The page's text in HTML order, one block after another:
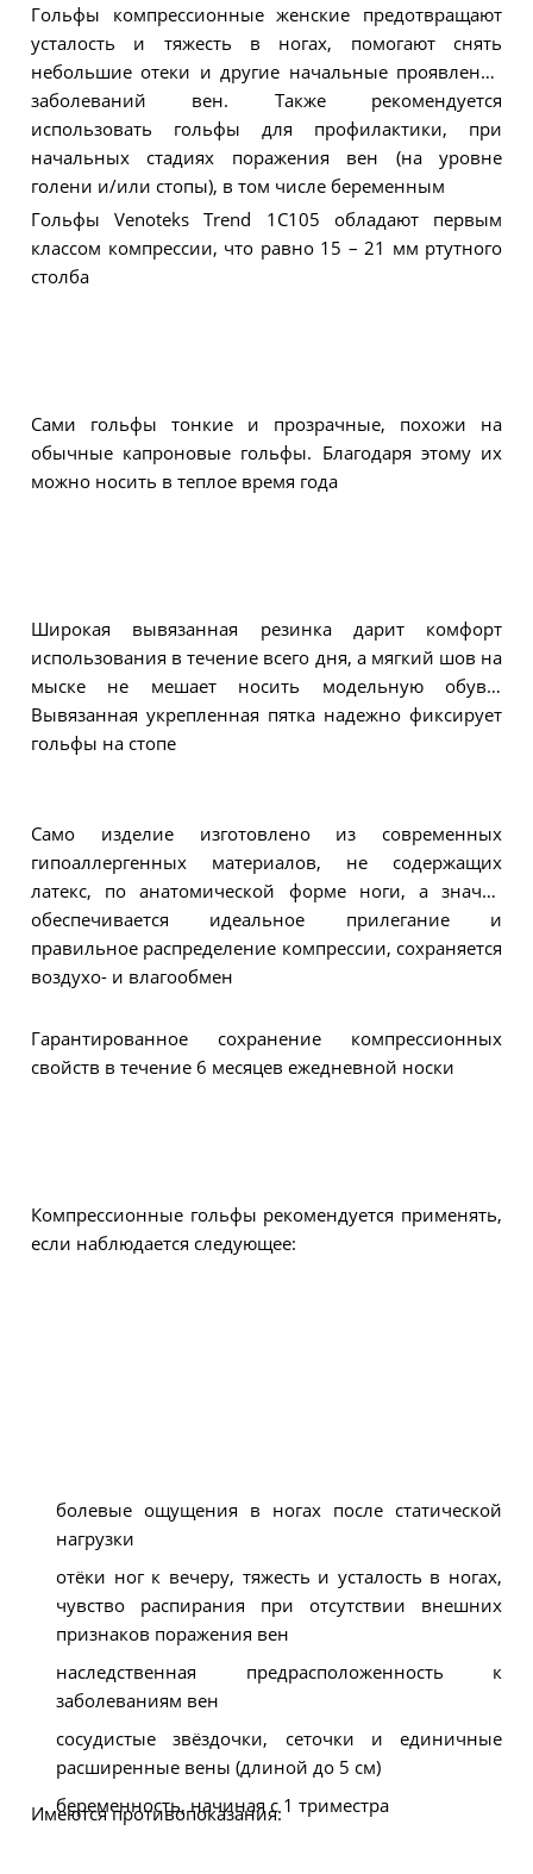
Гольфы компрессионные женские предотвращают
усталость и тяжесть в ногах, помогают снять
небольшие отеки и другие начальные проявления
заболеваний вен. Также рекомендуется
использовать гольфы для профилактики, при
начальных стадиях поражения вен (на уровне
голени и/или стопы), в том числе беременным
Гольфы Venoteks Trend 1C105 обладают первым
классом компрессии, что равно 15 – 21 мм ртутного
столба
Сами гольфы тонкие и прозрачные, похожи на
обычные капроновые гольфы. Благодаря этому их
можно носить в теплое время года
Широкая вывязанная резинка дарит комфорт
использования в течение всего дня, а мягкий шов на
мыске не мешает носить модельную обувь.
Вывязанная укрепленная пятка надежно фиксирует
гольфы на стопе
Само изделие изготовлено из современных
гипоаллергенных материалов, не содержащих
латекс, по анатомической форме ноги, а значит
обеспечивается идеальное прилегание и
правильное распределение компрессии, сохраняется
воздухо- и влагообмен
Гарантированное сохранение компрессионных
свойств в течение 6 месяцев ежедневной носки
Компрессионные гольфы рекомендуется применять,
если наблюдается следующее:
болевые ощущения в ногах после статической
нагрузки
отёки ног к вечеру, тяжесть и усталость в ногах,
чувство распирания при отсутствии внешних
признаков поражения вен
наследственная предрасположенность к
заболеваниям вен
сосудистые звёздочки, сеточки и единичные
расширенные вены (длиной до 5 см)
беременность, начиная с 1 триместра
Имеются противопоказания: